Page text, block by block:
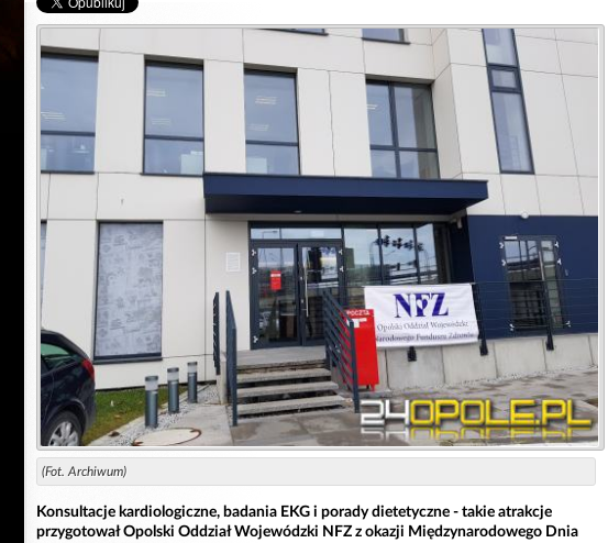
(Fot. Archiwum)
Konsultacje kardiologiczne, badania EKG i porady dietetyczne - takie atrakcje
przygotował Opolski Oddział Wojewódzki NFZ z okazji Międzynarodowego Dnia